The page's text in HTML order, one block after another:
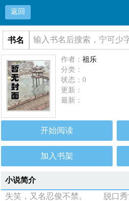
返回
书名
作者：祖乐
分类：
状态：0
更新：
最新：
开始阅读
加入书架
小说简介
失笑，又名忍俊不禁。 脱口秀